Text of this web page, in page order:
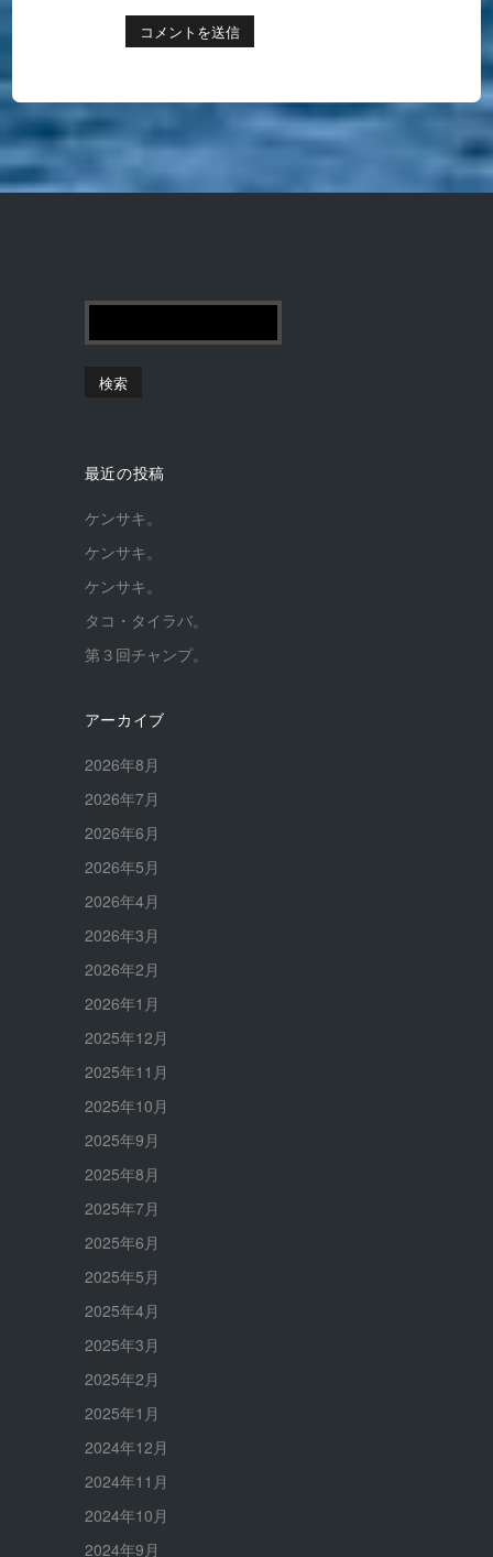
最近の投稿
ケンサキ。
ケンサキ。
ケンサキ。
タコ・タイラバ。
第３回チャンプ。
アーカイブ
2026年8月
2026年7月
2026年6月
2026年5月
2026年4月
2026年3月
2026年2月
2026年1月
2025年12月
2025年11月
2025年10月
2025年9月
2025年8月
2025年7月
2025年6月
2025年5月
2025年4月
2025年3月
2025年2月
2025年1月
2024年12月
2024年11月
2024年10月
2024年9月